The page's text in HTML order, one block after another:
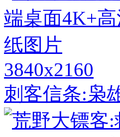
3840x2160
刺客信条:枭